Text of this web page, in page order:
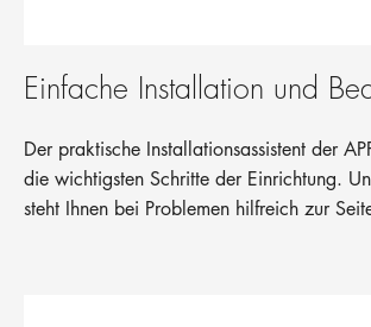
Einfache Installation und
Der praktische Installationsassistent der
die wichtigsten Schritte der Einrichtung.
steht Ihnen bei Problemen hilfreich zur